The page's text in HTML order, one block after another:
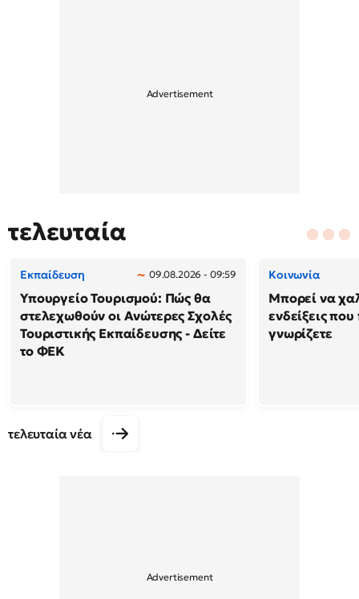
τελευταία
Εκπαίδευση 09.08.2026 - 09:59
Υπουργείο Τουρισμού: Πώς θα
στελεχωθούν οι Ανώτερες Σχολές
Τουριστικής Εκπαίδευσης - Δείτε
το ΦΕΚ
Κοινωνία
Μπορεί να
ενδείξεις
γνωρίζετε
τελευταία νέα